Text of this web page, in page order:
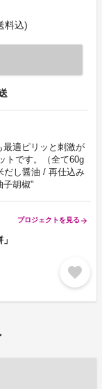
料込)
最適ピリッと刺激が
トです。（全て60g
だし醤油 / 再仕込み
子胡椒"
プロジェクトを見る arrow_forward
favorite